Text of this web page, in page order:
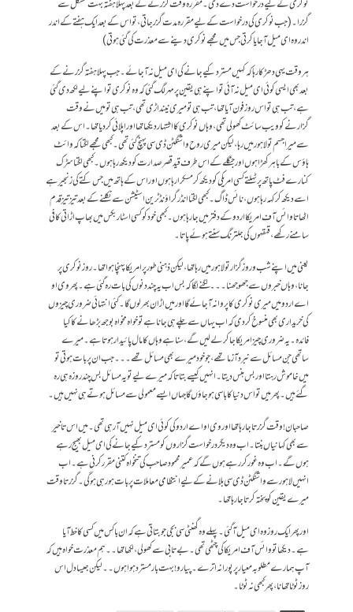
نوکری کےلیے درخواست دے دی۔مقررہ وقت گزرنے کے بعد پہلا ہفتہ بہت مشکل سے
گزرا۔(جب نوکری کی درخواست کےلیے مقررہ مدت گزر جاتی، تو اس کے بعد ایک ہفتے کے اندر
اندر وہ ای میل آ جایا کرتی جس میں مجھے نوکری دینے سے معذرت کی گئی ہوتی)
ہر وقت یہی دھڑکا رہا کہ کہیں مسترد کیے جانے کی ای میل نہ آجائے۔جب پہلا ہفتہ گزرنے کے
بعد بھی ایسی کوئی ای میل نہ آئی تو اپنے ہی یقین پر مہر لگ گئی کہ وہ نوکری تو اپنے لیے لکھ دی گئی
ہے، تب ہی تو اس روز فون آیا تھا، تب ہی تو میری نیند اڑی تھی،تب ہی تو میں نے وقت
گزارنے کو ویب سائٹ کھولی تھی، وہاں نوکری کا اشتہار دیکھا تھا اور اپلائی کر دیا تھا۔اس کے بعد
سے میرا جسم تو لاہور میں رہا، لیکن میری روح واشنگٹن ڈی سی پہنچ گئی تھی۔ کبھی مجھے لگتا کہ وائٹ
ہاؤس کے باہر کھڑا ہوں اور جنگلے کے اس طرف قید قصر صدارت کو دیکھ رہا ہوں۔ کبھی لگتا سڑک
کنارے فٹ پاتھ پر ٹہلتے کسی امریکی کو دیکھ کر مسکرا رہا ہوں اور اس کے ہاتھ میں جس کتے کی زنجیر ہے
اسے دیکھ کر کہہ رہاہوں، نائس ڈاگ۔کبھی لگتا انڈر گراؤنڈ ٹرین اسٹیشن سےنکلنے کے بعد تیز تیز قدم
اٹھاتا وائس آف امریکا اردو کے دفتر میں جا رہا ہوں۔ کبھی خود کو کسی اسٹار بکس میں بھاپ اڑاتی کافی
سامنے رکھے، قہقہوں کی جلترنگ سنتے ہوئے پاتا۔
یعنی میں اپنے شب و روز گزار تو لاہور میں رہا تھا، لیکن ذہنی طور پر امریکا پہنچا ہوا تھا۔روز نوکری پر
جانا، وہاں خبروں سے جھوجھنا۔۔۔لگنے لگا کہ بس اب یہ چند دنوں کی بات رہ گئی ہے۔ پھر وی او
اے اردو میں میری نوکری کا پروانہ آ جائے گا اور میں اڑان بھر لوں گا۔ کئی انتہائی ضروری چیزوں
کی خریداری بھی منسوخ کر دی کہ اب یہاں سے چلے ہی جانا ہے تو خواہ مخواہ بوجھ بڑھانےکا کیا
فائدہ۔ یہ ضروری چیز امریکا جا کر لے لیں گے، سنا ہے وہاں کا مال پائیدار ہوتا ہے۔میرے
ساتھی جن مسائل سے نبردآزما تھے، جو خود میرے بھی مسائل تھے۔۔۔جب ان پر بات ہوتی تو
میں خاموش رہتا اور بس ہنس دیتا۔ انہیں کیسے بتاتا کہ میرے لیے تو یہ مسائل بس چند روزہ ہی رہ
گئے ہیں۔ پھر میں تو اس دنیا کا باسی ہو جاؤں گا جہاں ایسے معمولی سے مسائل ہوتے ہی نہیں ہیں۔
صاحبان! وقت گزرتا جا رہا تھا اور وی او اے اردو کی کوئی ای میل نہیں آ رہی تھی۔ میں اس تاخیر
سے بھی کہانیاں بنتا۔ اب وہ دیگر درخواست گزاروں کو مسترد کیے جانے کی ای میل بھیج رہے
ہوں گے۔ اب وہ غور کررہےہوں گے کہ عمیر محمود صاحب کی تنخواہ کتنی مقرر کرنی ہے۔ اب
انہیں لاہور سے واشنگٹن ڈی سی بلانے کےلیے انتظامی معاملات پر بات ہو رہی ہو گی۔ گزرتا وقت
میرے یقین کو پختہ کرتا جا رہا تھا۔
اور پھر ایک روز وہ ای میل آ گئی۔ پہلے وہ گھنٹی سی بجی جو بتاتی ہے کہ ان باکس میں کسی کا خط آیا
ہے۔ دیکھا تو وائس آف امریکا کی چٹھی تھی۔ بے تابی سے کھولی، لکھا تھا۔۔ہم معذرت خواہ ہیں کہ
آپ ہمارے مطلوبہ معیار پر پورا نہ اترے۔ پیارو! بہت بار مسترد ہوا ہوں۔۔لیکن جیسا دل اس
روز ٹوٹا تھا نا، پھر کبھی نہ ٹوٹا۔